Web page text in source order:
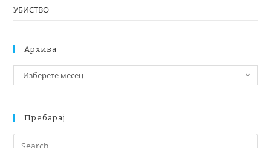
УБИСТВО
Архива
Изберете месец
Пребарај